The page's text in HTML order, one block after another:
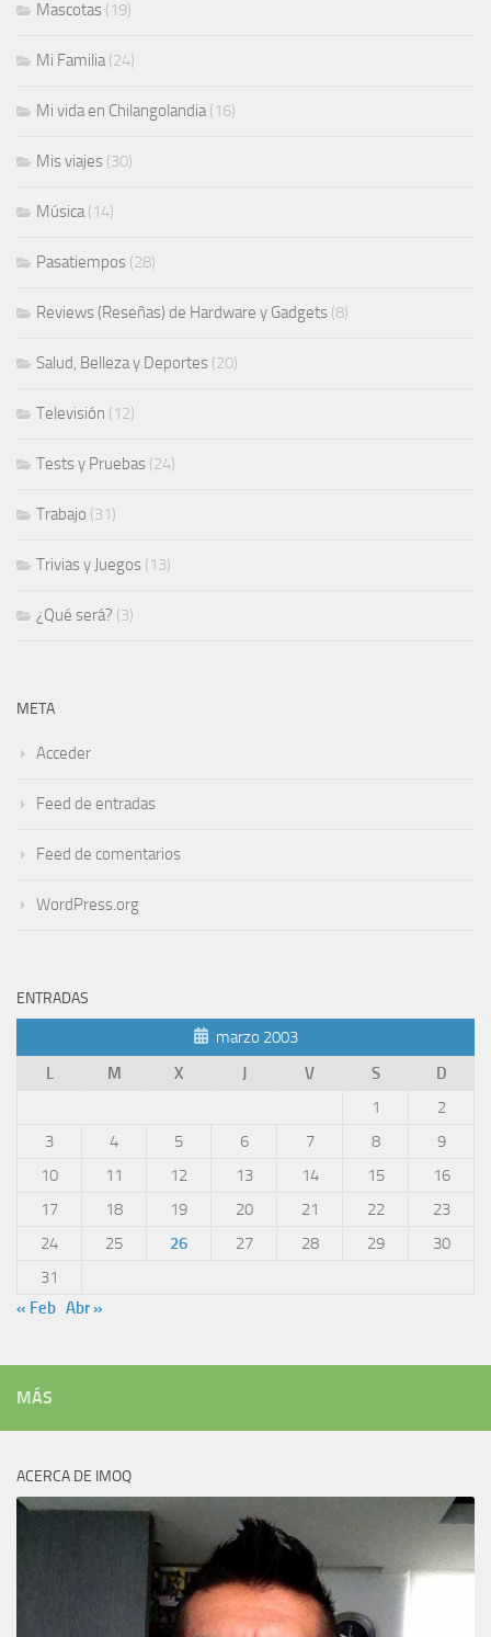
Mascotas (19)
Mi Familia(24)
Mi vida en Chilangolandia(16)
Mis viajes (30)
Música(14)
Pasatiempos (28)
Reviews (Reseñas) de Hardware y Gadgets (8)
Salud, Belleza y Deportes (20)
Televisión (12)
Tests y Pruebas (24)
Trabajo (31)
Trivias y Juegos (13)
¿Qué será? (3)
META
Acceder
Feed de entradas
Feed de comentarios
WordPress.org
ENTRADAS
marzo 2003
L
M X J V S
D
1
2
3
4 5 6 7 8
9
10
11 12 13 14 15
16
17
18 19 20 21 22
23
24
25 26 27 28 29
30
31
« Feb Abr »
MÁS
ACERCA DE IMOQ